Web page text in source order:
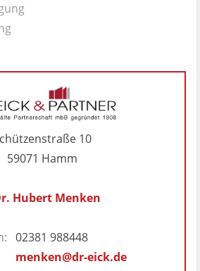
10
59071 Hamm
Hubert Menken
02381 988448
menken@dr-eick.de